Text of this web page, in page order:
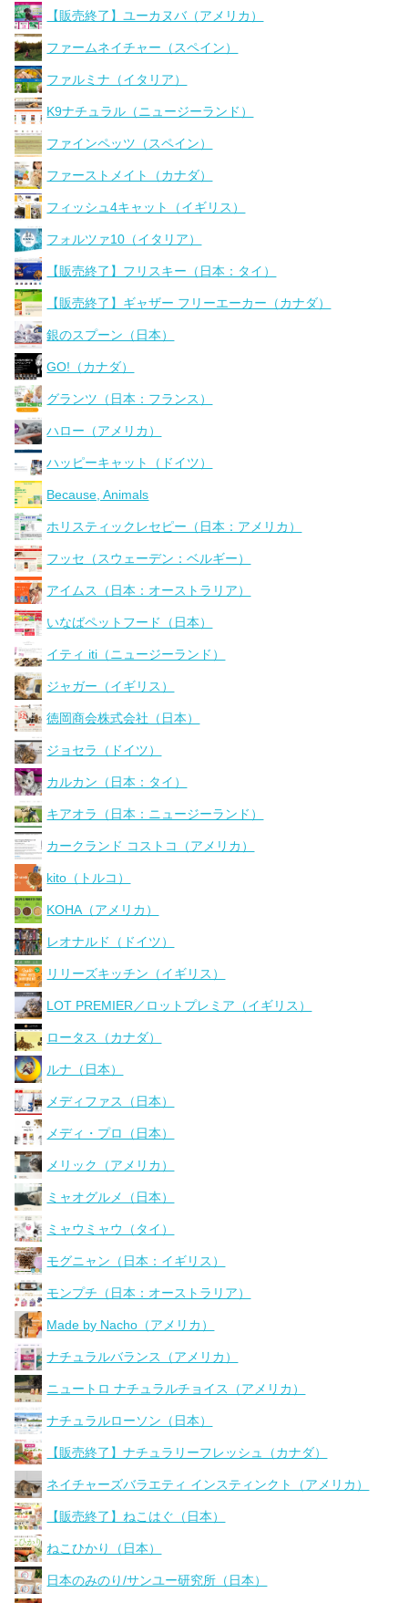
【販売終了】ユーカヌバ（アメリカ）
ファームネイチャー（スペイン）
ファルミナ（イタリア）
K9ナチュラル（ニュージーランド）
ファインペッツ（スペイン）
ファーストメイト（カナダ）
フィッシュ4キャット（イギリス）
フォルツァ10（イタリア）
【販売終了】フリスキー（日本：タイ）
【販売終了】ギャザー フリーエーカー（カナダ）
銀のスプーン（日本）
GO!（カナダ）
グランツ（日本：フランス）
ハロー（アメリカ）
ハッピーキャット（ドイツ）
Because, Animals
ホリスティックレセピー（日本：アメリカ）
フッセ（スウェーデン：ベルギー）
アイムス（日本：オーストラリア）
いなばペットフード（日本）
イティ iti（ニュージーランド）
ジャガー（イギリス）
徳岡商会株式会社（日本）
ジョセラ（ドイツ）
カルカン（日本：タイ）
キアオラ（日本：ニュージーランド）
カークランド コストコ（アメリカ）
kito（トルコ）
KOHA（アメリカ）
レオナルド（ドイツ）
リリーズキッチン（イギリス）
LOT PREMIER／ロットプレミア（イギリス）
ロータス（カナダ）
ルナ（日本）
メディファス（日本）
メディ・プロ（日本）
メリック（アメリカ）
ミャオグルメ（日本）
ミャウミャウ（タイ）
モグニャン（日本：イギリス）
モンプチ（日本：オーストラリア）
Made by Nacho（アメリカ）
ナチュラルバランス（アメリカ）
ニュートロ ナチュラルチョイス（アメリカ）
ナチュラルローソン（日本）
【販売終了】ナチュラリーフレッシュ（カナダ）
ネイチャーズバラエティ インスティンクト（アメリカ）
【販売終了】ねこはぐ（日本）
ねこひかり（日本）
日本のみのり/サンユー研究所（日本）